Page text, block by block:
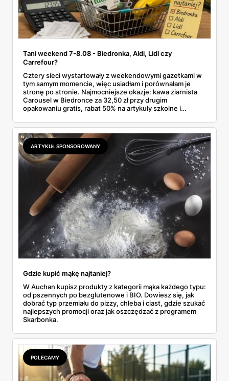
Tani weekend 7-8.08 - Biedronka, Aldi, Lidl czy
Carrefour?
Cztery sieci wystartowały z weekendowymi gazetkami w
tym samym momencie, więc usiadłam i porównałam je
stronę po stronie. Najmocniejsze okazje: kawa ziarnista
Carousel w Biedronce za 32,50 zł przy drugim
opakowaniu gratis, rabat 50% na artykuły szkolne i
2,99 zł za kilogram, ale wyłącznie w sobotę z aplikacją. Aldi
odpowiada masłem za 2,99 zł. Werdykt w skrócie:
najwięcej wyciśniesz z Biedronki, po świeże warzywa jedź
do Aldi.
ARTYKUŁ SPONSOROWANY
Gdzie kupić mąkę najtaniej?
W Auchan kupisz produkty z kategorii mąka każdego typu:
od pszennych po bezglutenowe i BIO. Dowiesz się, jak
dobrać typ przemiału do pizzy, chleba i ciast, gdzie szukać
najlepszych promocji oraz jak oszczędzać z programem
Skarbonka.
POLECAMY